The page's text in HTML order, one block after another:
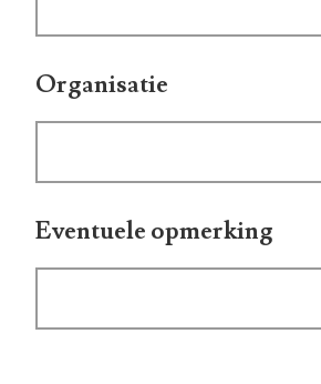
Organisatie
Eventuele opmerking